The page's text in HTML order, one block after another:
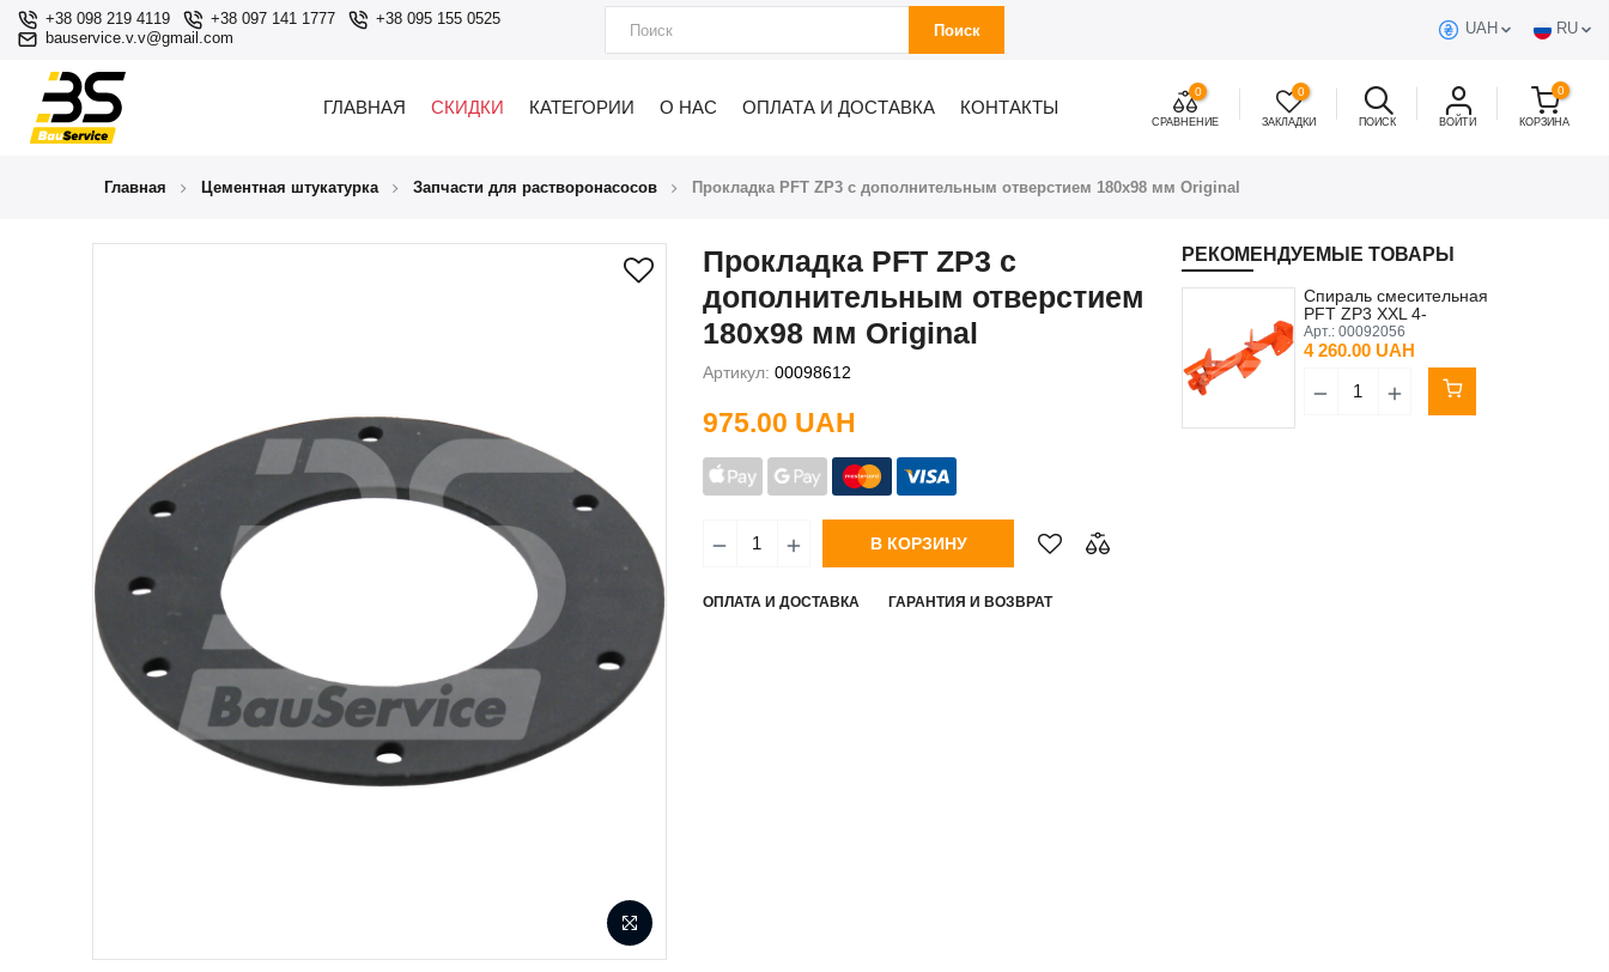
+38 098 219 4119 +38 097 141 1777
+38 095 155 0525
bauservice.v.v@gmail.com
Поиск UAH RU
ГЛАВНАЯ СКИДКИ КАТЕГОРИИ О НАС ОПЛАТА И ДОСТАВКА КОНТАКТЫ
0
СРАВНЕНИЕ
0
ЗАКЛАДКИ ПОИСК ВОЙТИ
0
КОРЗИНА
Главная Цементная штукатурка Запчасти для растворонасосов Прокладка PFT ZP3 с дополнительным отверстием 180x98 мм Original
Прокладка PFT ZP3 с
дополнительным отверстием
180x98 мм Original
Артикул: 00098612
975.00 UAH
В КОРЗИНУ
ОПЛАТА И ДОСТАВКА ГАРАНТИЯ И ВОЗВРАТ
РЕКОМЕНДУЕМЫЕ ТОВАРЫ
Спираль смесительная
PFT ZP3 ХХL 4-
ступенчатая игольчатая
без муфти
Арт.: 00092056
4 260.00 UAH